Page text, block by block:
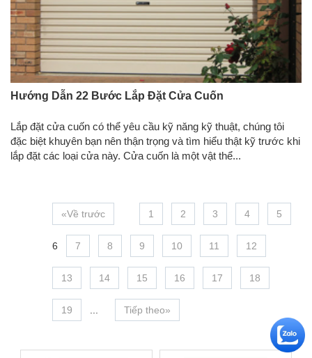
Hướng Dẫn 22 Bước Lắp Đặt Cửa Cuốn
Lắp đặt cửa cuốn có thể yêu cầu kỹ năng kỹ thuật, chúng tôi
đặc biệt khuyên bạn nên thận trọng và tìm hiểu thật kỹ trước khi
lắp đặt các loại cửa này. Cửa cuốn là một vật thể...
«Về trước 1 2 3 4 5
6 7 8 9 10 11 12
13 14 15 16 17 18
19 Tiếp theo»